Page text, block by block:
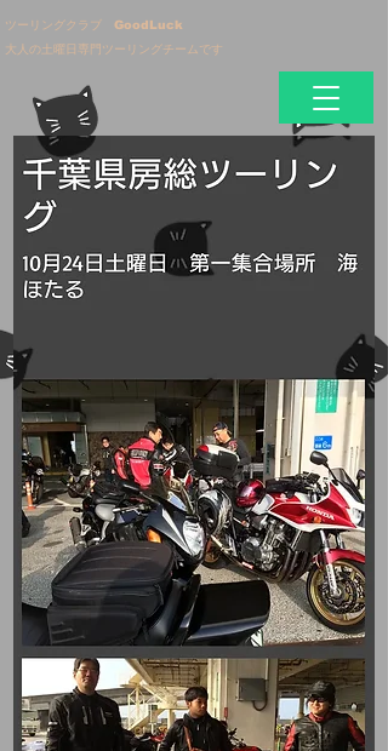
ツーリングクラブ GoodLuck
大人の土曜日専門ツーリングチームです